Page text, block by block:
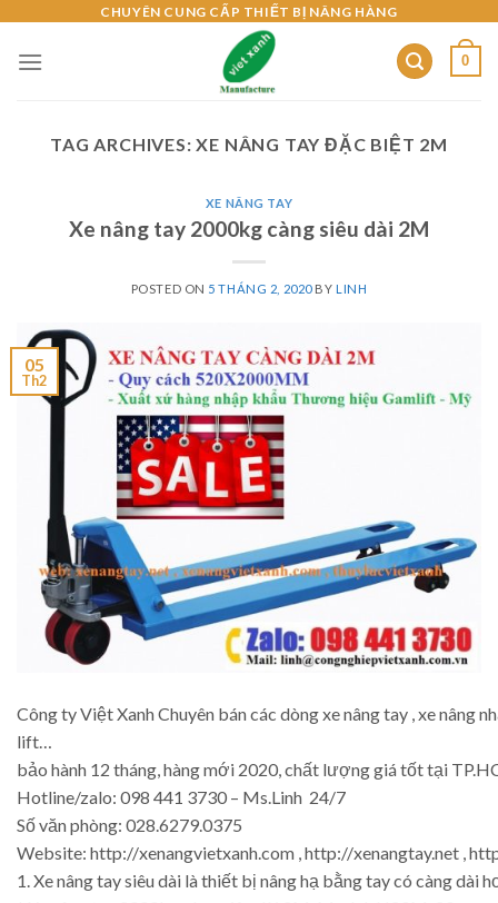
content
CHUYÊN CUNG CẤP THIẾT BỊ NÂNG HÀNG
0
TAG ARCHIVES:XE NÂNG TAY ĐẶC BIỆT 2M
XE NÂNG TAY
Xe nâng tay 2000kg càng siêu dài 2M
POSTED ON 5 THÁNG 2, 2020BY LINH
05
Th2
Công ty Việt Xanh Chuyên bán các dòng xe nâng tay , xe nâng
lift…
bảo hành 12 tháng, hàng mới 2020, chất lượng giá tốt tại
Hotline/zalo: 098 441 3730 – Ms.Linh 24/7
Số văn phòng: 028.6279.0375
Website: http://xenangvietxanh.com , http://xenangtay.net ,
1. Xe nâng tay siêu dài là thiết bị nâng hạ bằng tay có càng